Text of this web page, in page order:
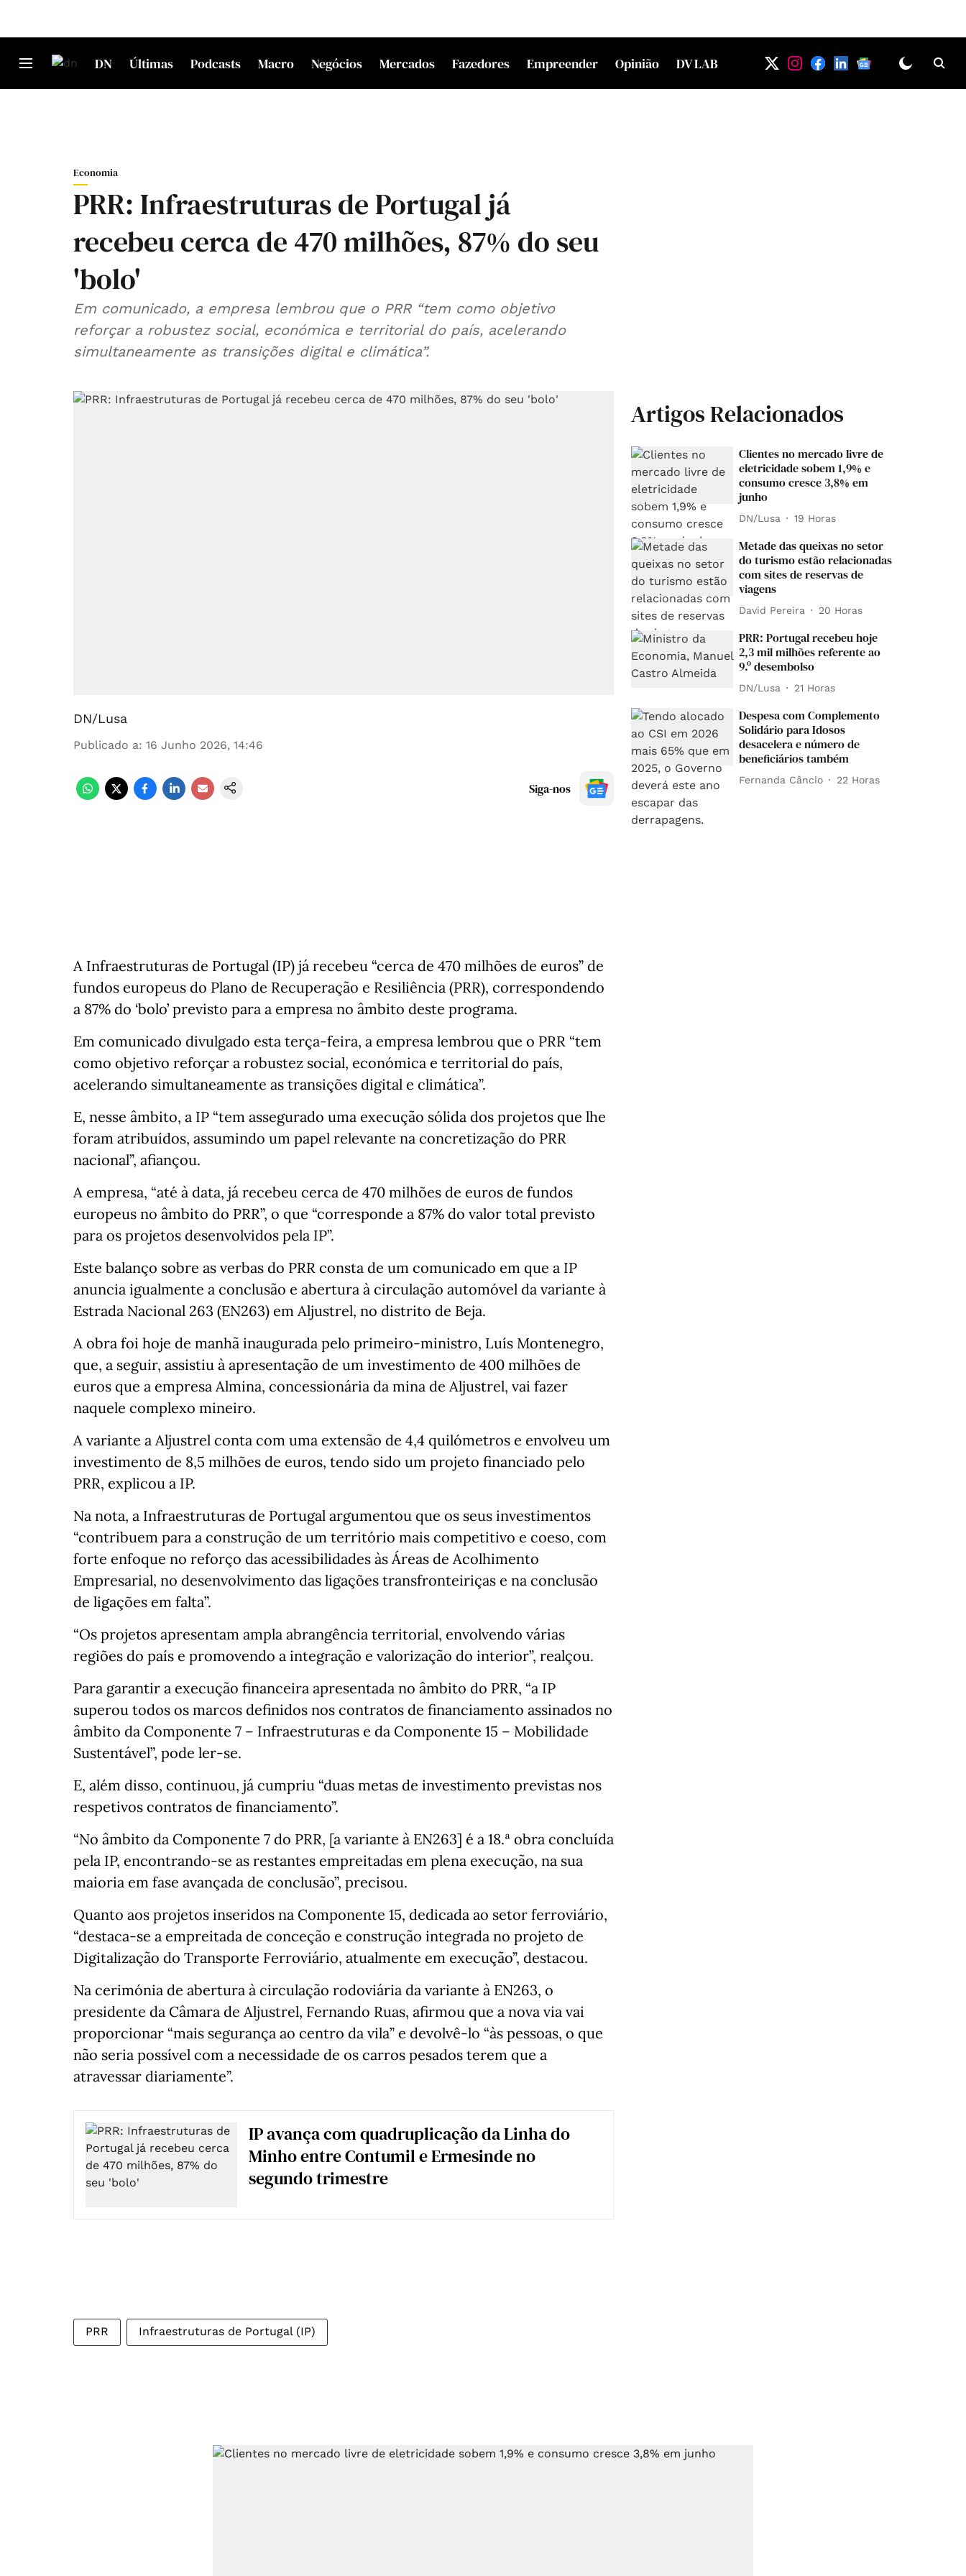
DN Últimas Podcasts Macro Negócios Mercados Fazedores Empreender Opinião DV LAB
Economia
PRR: Infraestruturas de Portugal já
recebeu cerca de 470 milhões, 87% do seu
'bolo'
Em comunicado, a empresa lembrou que o PRR “tem como objetivo
reforçar a robustez social, económica e territorial do país, acelerando
simultaneamente as transições digital e climática”.
DN/Lusa
Publicado a: 16 Junho 2026, 14:46
Siga-nos
A Infraestruturas de Portugal (IP) já recebeu “cerca de 470 milhões de euros” de
fundos europeus do Plano de Recuperação e Resiliência (PRR), correspondendo
a 87% do ‘bolo’ previsto para a empresa no âmbito deste programa.
Em comunicado divulgado esta terça-feira, a empresa lembrou que o PRR “tem
como objetivo reforçar a robustez social, económica e territorial do país,
acelerando simultaneamente as transições digital e climática”.
E, nesse âmbito, a IP “tem assegurado uma execução sólida dos projetos que lhe
foram atribuídos, assumindo um papel relevante na concretização do PRR
nacional”, afiançou.
A empresa, “até à data, já recebeu cerca de 470 milhões de euros de fundos
europeus no âmbito do PRR”, o que “corresponde a 87% do valor total previsto
para os projetos desenvolvidos pela IP”.
Este balanço sobre as verbas do PRR consta de um comunicado em que a IP
anuncia igualmente a conclusão e abertura à circulação automóvel da variante à
Estrada Nacional 263 (EN263) em Aljustrel, no distrito de Beja.
A obra foi hoje de manhã inaugurada pelo primeiro-ministro, Luís Montenegro,
que, a seguir, assistiu à apresentação de um investimento de 400 milhões de
euros que a empresa Almina, concessionária da mina de Aljustrel, vai fazer
naquele complexo mineiro.
A variante a Aljustrel conta com uma extensão de 4,4 quilómetros e envolveu um
investimento de 8,5 milhões de euros, tendo sido um projeto financiado pelo
PRR, explicou a IP.
Na nota, a Infraestruturas de Portugal argumentou que os seus investimentos
“contribuem para a construção de um território mais competitivo e coeso, com
forte enfoque no reforço das acessibilidades às Áreas de Acolhimento
Empresarial, no desenvolvimento das ligações transfronteiriças e na conclusão
de ligações em falta”.
“Os projetos apresentam ampla abrangência territorial, envolvendo várias
regiões do país e promovendo a integração e valorização do interior”, realçou.
Para garantir a execução financeira apresentada no âmbito do PRR, “a IP
superou todos os marcos definidos nos contratos de financiamento assinados no
âmbito da Componente 7 – Infraestruturas e da Componente 15 – Mobilidade
Sustentável”, pode ler-se.
E, além disso, continuou, já cumpriu “duas metas de investimento previstas nos
respetivos contratos de financiamento”.
“No âmbito da Componente 7 do PRR, [a variante à EN263] é a 18.ª obra concluída
pela IP, encontrando-se as restantes empreitadas em plena execução, na sua
maioria em fase avançada de conclusão”, precisou.
Quanto aos projetos inseridos na Componente 15, dedicada ao setor ferroviário,
“destaca-se a empreitada de conceção e construção integrada no projeto de
Digitalização do Transporte Ferroviário, atualmente em execução”, destacou.
Na cerimónia de abertura à circulação rodoviária da variante à EN263, o
presidente da Câmara de Aljustrel, Fernando Ruas, afirmou que a nova via vai
proporcionar “mais segurança ao centro da vila” e devolvê-lo “às pessoas, o que
não seria possível com a necessidade de os carros pesados terem que a
atravessar diariamente”.
IP avança com quadruplicação da Linha do
Minho entre Contumil e Ermesinde no
segundo trimestre
PRR Infraestruturas de Portugal (IP)
Artigos Relacionados
Clientes no mercado livre de
eletricidade sobem 1,9% e
consumo cresce 3,8% em
junho
DN/Lusa 19 Horas
Metade das queixas no setor
do turismo estão relacionadas
com sites de reservas de
viagens
David Pereira 20 Horas
PRR: Portugal recebeu hoje
2,3 mil milhões referente ao
9.º desembolso
DN/Lusa 21 Horas
Despesa com Complemento
Solidário para Idosos
desacelera e número de
beneficiários também
Fernanda Câncio 22 Horas